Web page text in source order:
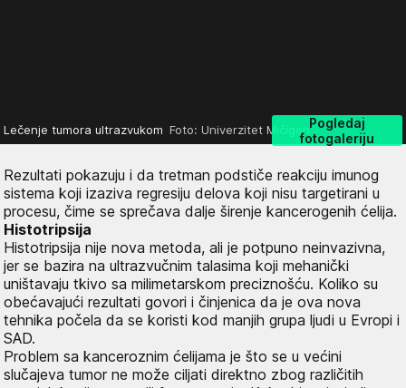
Pogledaj
fotogaleriju
Lečenje tumora ultrazvukom Foto: Univerzitet Mičigen
Rezultati pokazuju i da tretman podstiče reakciju imunog
sistema koji izaziva regresiju delova koji nisu targetirani u
procesu, čime se sprečava dalje širenje kancerogenih ćelija.
Histotripsija
Histotripsija nije nova metoda, ali je potpuno neinvazivna,
jer se bazira na ultrazvučnim talasima koji mehanički
uništavaju tkivo sa milimetarskom preciznošću. Koliko su
obećavajući rezultati govori i činjenica da je ova nova
tehnika počela da se koristi kod manjih grupa ljudi u Evropi i
SAD.
Problem sa kanceroznim ćelijama je što se u većini
slučajeva tumor ne može ciljati direktno zbog različitih